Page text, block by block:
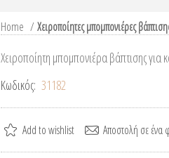
Home / Χειροποίητες μπομπονιέρες
Χειροποίητη μπομπονιέρα βάπτισης για
Κωδικός: 31182